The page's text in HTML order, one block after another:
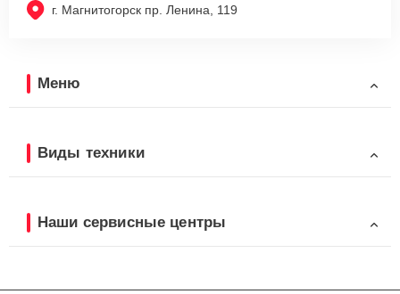
г. Магнитогорск пр. Ленина, 119
Меню
Виды техники
Наши сервисные центры